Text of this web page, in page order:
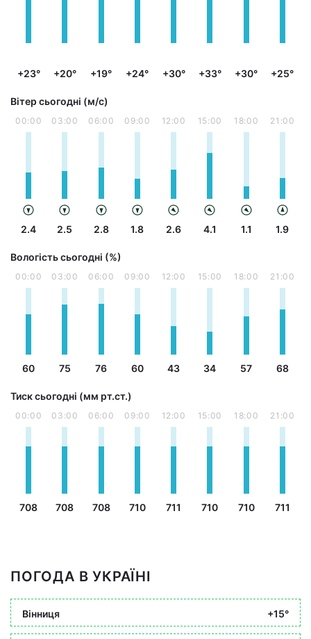
+23° +20° +19° +24° +30° +33° +30° +25°
Вітер сьогодні (м/с)
00:00
2.4
03:00
2.5
06:00
2.8
09:00
1.8
12:00
2.6
15:00
4.1
18:00
1.1
21:00
1.9
Вологість сьогодні (%)
00:00
60
03:00
75
06:00
76
09:00
60
12:00
43
15:00
34
18:00
57
21:00
68
Тиск сьогодні (мм рт.ст.)
00:00
708
03:00
708
06:00
708
09:00
710
12:00
711
15:00
710
18:00
710
21:00
711
ПОГОДА В УКРАЇНІ
Вінниця +15°